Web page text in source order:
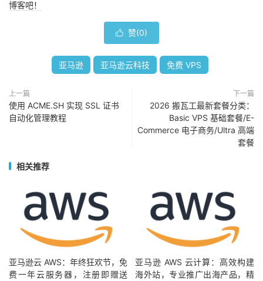
博客吧！
 赞(0)
亚马逊 亚马逊云科技 免费 VPS
上一篇
使用 ACME.SH 实现 SSL 证书
自动化管理教程
下一篇
2026 搬瓦工最新套餐分类：
Basic VPS 基础套餐/E-
Commerce 电子商务/Ultra 高端
套餐
相关推荐
亚马逊云 AWS：年终狂欢节，免
费一年云服务器，注册即赠送
亚马逊 AWS 云计算：高效构建
海外站，专业推广出海产品，精